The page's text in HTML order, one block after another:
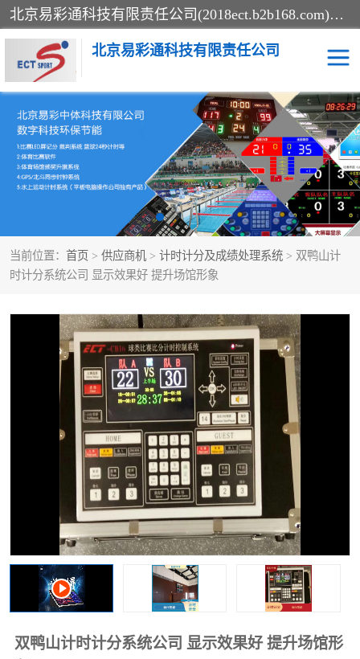
北京易彩通科技有限责任公司(2018ect.b2b168.com)主要提供陕西计时记分系统，全国统一热线：15611947915.北京易彩通科技有限责任公司有一支长期从事智能控制系统研发的高素质的队伍，具有嵌入式系统，视频系统、通信系统、网络系统，体育计时系统的知识和技能。强力打造体育比赛计时计分系统、智能升降旗系统、标准时钟系统、赛事编排及信息发布系统，为用户提供较新的，较廉价的，应用解决方案。
北京易彩通科技有限责任公司
当前位置： 首页 > 供应商机 > 计时计分及成绩处理系统 > 双鸭山计
时计分系统公司 显示效果好 提升场馆形象
双鸭山计时计分系统公司 显示效果好 提升场馆形
记分系统 游泳计时系统
智能颁奖旗系统 GPS同步时钟系统
计时计分及成绩处理系统 计时记分系统
体育场馆影像采集回放系 游泳馆水下摄影采集救生